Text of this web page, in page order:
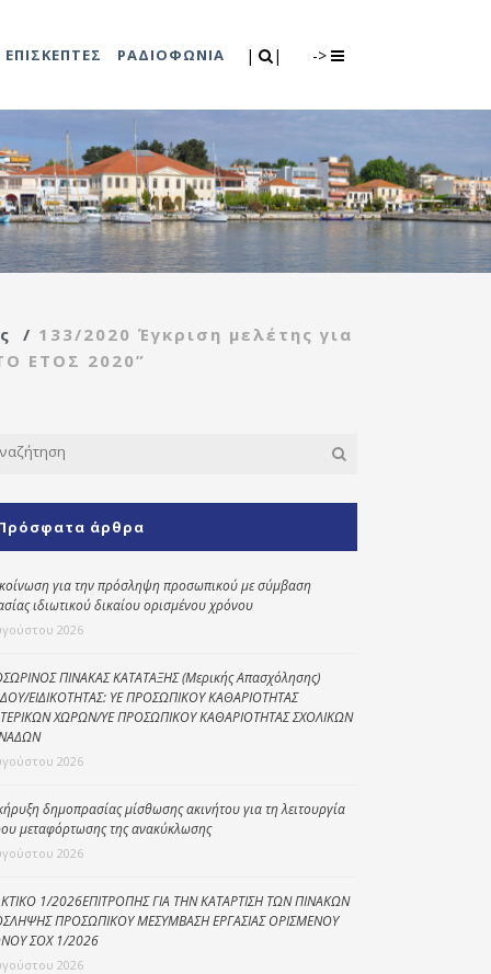
| | ->
Τμήμα Πρόνοιας
Κέντρο
γυναικών
(Κ.Α.Π.Η.)
Κοινωνικό
παντοπωλείο
Kοινωνικό
φαρμακείο
Κέντρο Ημερήσιας
Φροντίδας
Ηλικιωμένων
(Κ.Η.Φ.Η.) Πρέβεζας
εκδηλώσεις
ΕΠΙΣΚΕΠΤΕΣ ΡΑΔΙΟΦΩΝΙΑ
/ 133/2020 Έγκριση μελέτης για
ΕΤΟΣ 2020”
άρθρα
για την πρόσληψη προσωπικού με σύμβαση
ιδιωτικού δικαίου ορισμένου χρόνου
2026
ΠΙΝΑΚΑΣ ΚΑΤΑΤΑΞΗΣ (Μερικής Απασχόλησης)
ΕΙΔΙΚΟΤΗΤΑΣ: ΥΕ ΠΡΟΣΩΠΙΚΟΥ ΚΑΘΑΡΙΟΤΗΤΑΣ
ΧΩΡΩΝ/ΥΕ ΠΡΟΣΩΠΙΚΟΥ ΚΑΘΑΡΙΟΤΗΤΑΣ ΣΧΟΛΙΚΩΝ
2026
δημοπρασίας μίσθωσης ακινήτου για τη λειτουργία
μεταφόρτωσης της ανακύκλωσης
2026
1/2026ΕΠΙΤΡΟΠΗΣ ΓΙΑ ΤΗΝ ΚΑΤΑΡΤΙΣΗ ΤΩΝ ΠΙΝΑΚΩΝ
ΠΡΟΣΩΠΙΚΟΥ ΜΕΣΥΜΒΑΣΗ ΕΡΓΑΣΙΑΣ ΟΡΙΣΜΕΝΟΥ
ΣΟΧ 1/2026
2026